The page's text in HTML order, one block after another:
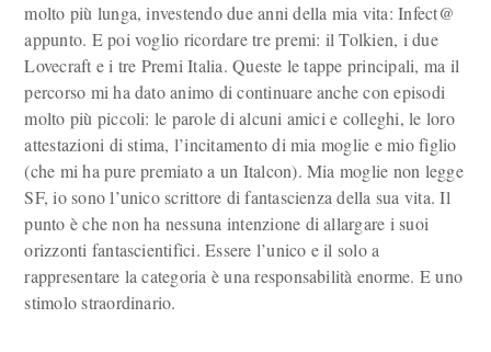
molto più lunga, investendo due anni della mia vita: Infect@
appunto. E poi voglio ricordare tre premi: il Tolkien, i due
Lovecraft e i tre Premi Italia. Queste le tappe principali, ma il
percorso mi ha dato animo di continuare anche con episodi
molto più piccoli: le parole di alcuni amici e colleghi, le loro
attestazioni di stima, l’incitamento di mia moglie e mio figlio
(che mi ha pure premiato a un Italcon). Mia moglie non legge
SF, io sono l’unico scrittore di fantascienza della sua vita. Il
punto è che non ha nessuna intenzione di allargare i suoi
orizzonti fantascientifici. Essere l’unico e il solo a
rappresentare la categoria è una responsabilità enorme. E uno
stimolo straordinario.